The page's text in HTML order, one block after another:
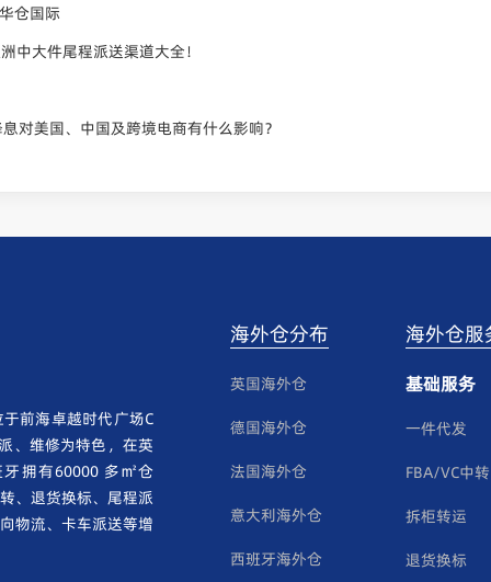
仓国际
中大件尾程派送渠道大全！
对美国、中国及跨境电商有什么影响？
前海卓越时代广场C
、维修为特色，在英
拥有60000 多㎡仓
、退货换标、尾程派
物流、卡车派送等增
海外仓分布
英国海外仓
德国海外仓
法国海外仓
意大利海外仓
西班牙海外仓
海外仓服
基础服务
一件代发
FBA/VC中转
拆柜转运
退货换标